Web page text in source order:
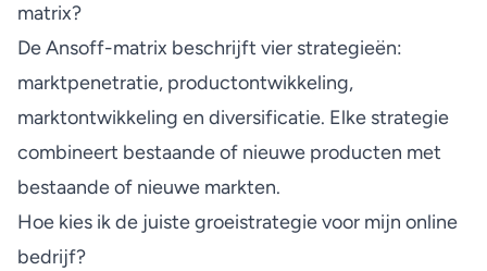
matrix?
De Ansoff-matrix beschrijft vier strategieën:
marktpenetratie, productontwikkeling,
marktontwikkeling en diversificatie. Elke strategie
combineert bestaande of nieuwe producten met
bestaande of nieuwe markten.
Hoe kies ik de juiste groeistrategie voor mijn online
bedrijf?